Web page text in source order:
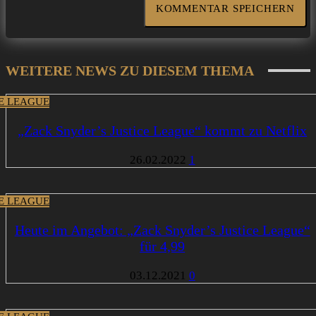
WEITERE NEWS ZU DIESEM THEMA
LEAGUE
„Zack Snyder’s Justice League“ kommt zu Netflix
26.02.2022 1
LEAGUE
Heute im Angebot: „Zack Snyder’s Justice League“
für 4,99
03.12.2021 0